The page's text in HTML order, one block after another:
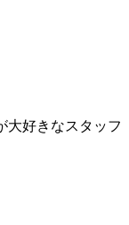
大好きなスタッフ